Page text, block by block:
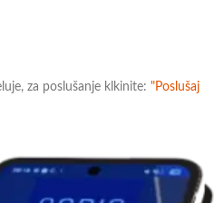
za poslušanje klkinite: "Poslušaj